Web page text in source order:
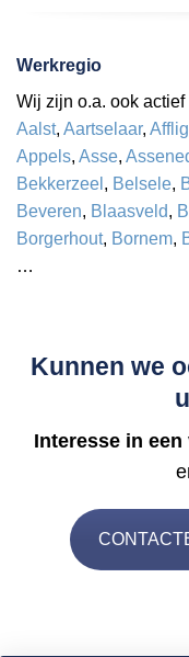
Werkregio
Wij zijn o.a. ook actief
Aalst, Aartselaar,
Appels, Asse,
Bekkerzeel , Belsele,
Beveren, Blaasveld,
Borgerhout, Bornem,
…
Kunnen we
Interesse in